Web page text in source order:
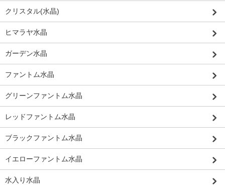
クリスタル(水晶)
ヒマラヤ水晶
ガーデン水晶
ファントム水晶
グリーンファントム水晶
レッドファントム水晶
ブラックファントム水晶
イエローファントム水晶
水入り水晶